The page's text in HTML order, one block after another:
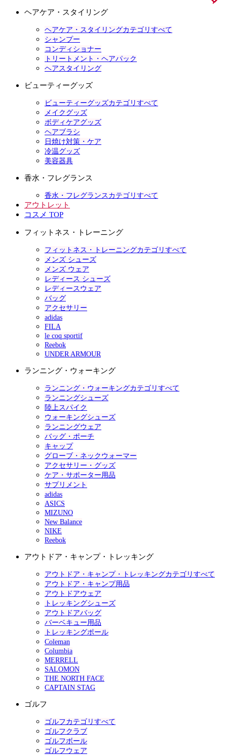
ヘアケア・スタイリング
ヘアケア・スタイリングカテゴリすべて
シャンプー
コンディショナー
トリートメント・ヘアパック
ヘアスタイリング
ビューティーグッズ
ビューティーグッズカテゴリすべて
メイクグッズ
ボディケアグッズ
ヘアブラシ
日焼け対策・ケア
冷温グッズ
美容器具
香水・フレグランス
香水・フレグランスカテゴリすべて
アウトレット
コスメ TOP
フィットネス・トレーニング
フィットネス・トレーニングカテゴリすべて
メンズ シューズ
メンズ ウェア
レディース シューズ
レディースウェア
バッグ
アクセサリー
adidas
FILA
le coq sportif
Reebok
UNDER ARMOUR
ランニング・ウォーキング
ランニング・ウォーキングカテゴリすべて
ランニングシューズ
陸上スパイク
ウォーキングシューズ
ランニングウェア
バッグ・ポーチ
キャップ
グローブ・ネックウォーマー
アクセサリー・グッズ
ケア・サポーター用品
サプリメント
adidas
ASICS
MIZUNO
New Balance
NIKE
Reebok
アウトドア・キャンプ・トレッキング
アウトドア・キャンプ・トレッキングカテゴリすべて
アウトドア・キャンプ用品
アウトドアウェア
トレッキングシューズ
アウトドアバッグ
バーベキュー用品
トレッキングポール
Coleman
Columbia
MERRELL
SALOMON
THE NORTH FACE
CAPTAIN STAG
ゴルフ
ゴルフカテゴリすべて
ゴルフクラブ
ゴルフボール
ゴルフウェア